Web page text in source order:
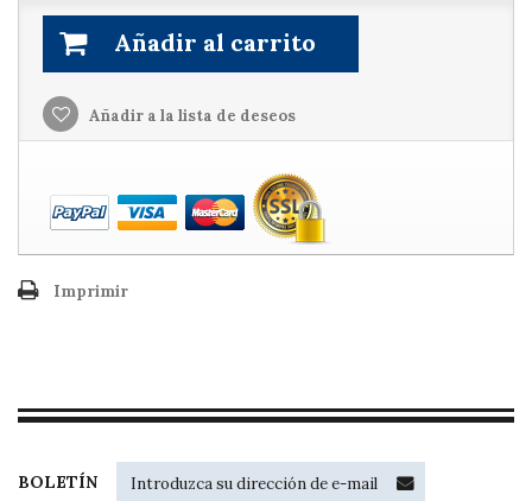
Añadir al carrito
Añadir a la lista de deseos
Imprimir
BOLETÍN